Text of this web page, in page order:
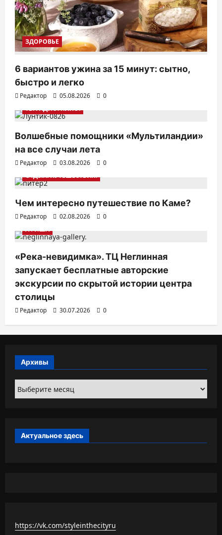
ЗДОРОВЬЕ
6 вариантов ужина за 15 минут: сытно,
быстро и легко
Редактор 05.08.2026
0
ТВ. РАДИО. КИНО.
Волшебные помощники «Мультиландии»
на все случаи лета
Редактор 03.08.2026
0
ОТДЫХ. ПУТЕШЕСТВИЯ.
Чем интересно путешествие по Каме?
Редактор 02.08.2026
0
АФИША
«Река-невидимка». ТЦ Неглинная
запускает бесплатные авторские
экскурсии по скрытой истории центра
столицы
Редактор 30.07.2026 0
Архивы
Архивы
Актуальное здесь
https://vk.com/styleinthecityru